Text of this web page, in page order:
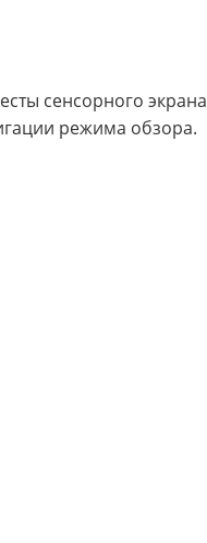
сенсорного экрана
режима обзора.